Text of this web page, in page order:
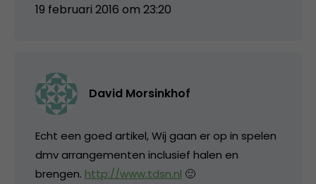
19 februari 2016 om 23:20
David Morsinkhof
Echt een goed artikel, Wij gaan er op in spelen
dmv arrangementen inclusief halen en
brengen. http://www.tdsn.nl 🙂